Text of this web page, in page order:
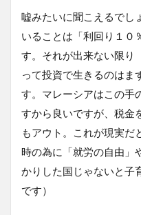
嘘みたいに聞こえるでし
いることは「利回り１０
す。それが出来ない限り
って投資で生きるのはま
す。マレーシアはこの手
すから良いですが、税金
もアウト。これが現実だ
時の為に「就労の自由」
かりした国じゃないと子
です）